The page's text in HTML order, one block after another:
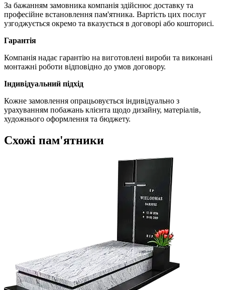
За бажанням замовника компанія здійснює доставку та
професійне встановлення пам'ятника. Вартість цих послуг
узгоджується окремо та вказується в договорі або кошторисі.
Гарантія
Компанія надає гарантію на виготовлені вироби та виконані
монтажні роботи відповідно до умов договору.
Індивідуальний підхід
Кожне замовлення опрацьовується індивідуально з
урахуванням побажань клієнта щодо дизайну, матеріалів,
художнього оформлення та бюджету.
Схожі пам'ятники